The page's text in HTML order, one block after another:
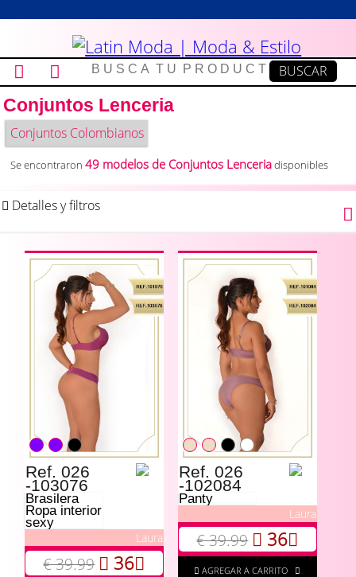
Conjuntos Lenceria
Conjuntos Colombianos
Se encontraron49 modelos de Conjuntos Lenceriadisponibles
Detalles y filtros
Ref. 026
-103076
Brasilera
Ropa interior
sexy
Laura
€ 39.99 36
Ref. 026
-102084
Panty
Laura
€ 39.99 36
AGREGAR A CARRITO